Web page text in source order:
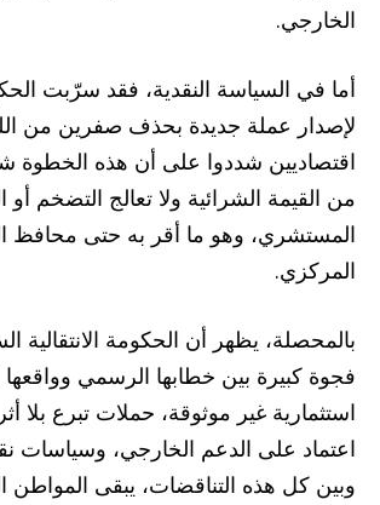
الخارجي.
أما في السياسة النقدية، فقد سرّبت
لإصدار عملة جديدة بحذف صفرين من
اقتصاديين شددوا على أن هذه الخطوة
من القيمة الشرائية ولا تعالج التضخم أو
المستشري، وهو ما أقر به حتى
المركزي.
بالمحصلة، يظهر أن الحكومة الانتقالية
فجوة كبيرة بين خطابها الرسمي
استثمارية غير موثوقة، حملات تبرع بلا
اعتماد على الدعم الخارجي، وسياسات
وبين كل هذه التناقضات، يبقى المواطن